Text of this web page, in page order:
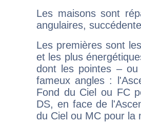
Les maisons sont
angulaires,
Les premières sont
et les plus
dont les pointes –
fameux angles :
Fond du Ciel ou FC
DS, en face de
du Ciel ou MC pour la